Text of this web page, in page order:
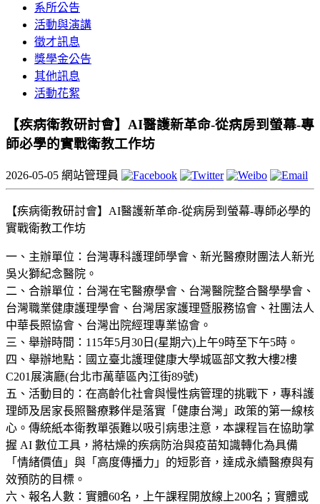
系所公告
活動與演講
徵才訊息
獎學金公告
其他訊息
活動花絮
【疾病衛教研討會】AI醫護新革命-從病房到螢幕-專
師必學的實戰衛教工作坊
2026-05-05 網站管理員
【疾病衛教研討會】AI醫護新革命-從病房到螢幕-專師必學的
實戰衛教工作坊
一、主辦單位：台灣專科護理師學會、新光醫療財團法人新光
吳火獅紀念醫院。
二、合辦單位：台灣在宅醫療學會、台灣醫院整合醫學學會、
台灣職業健康護理學會、台灣居家護理暨服務協會、社團法人
中華長照協會、台灣出院經理專業協會。
三、舉辦時間：115年5月30日(星期六)上午9時至下午5時。
四、舉辦地點：國立臺北護理健康大學城區部文教大樓2樓
C201展演廳(台北市萬華區內江街89號)
五、活動目的：在高齡化社會與慢性病管理的挑戰下，專科護
理師及居家長照醫療夥伴是落實「健康台灣」政策的第一線核
心。傳統紙本衛教單張難以吸引病患注意，本課程旨在協助掌
握 AI 數位工具，將枯燥的疾病防治與疫苗知識轉化為具備
「情緒價值」與「高度傳播力」的短影音，達成永續醫療與有
效預防的目標。
六、報名人數：實體60名，上午課程開放線上200名；實體或